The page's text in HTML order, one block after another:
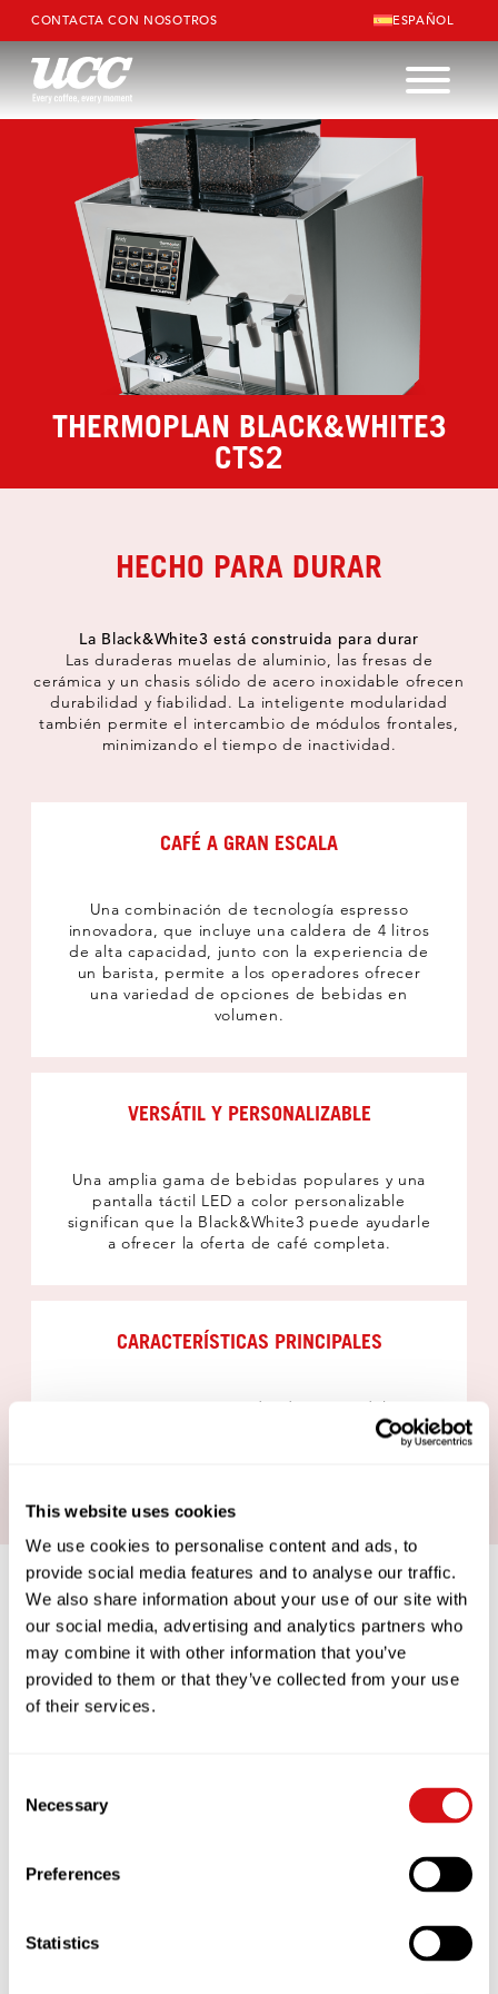
This website uses cookies
We use cookies to personalise content and ads, to
provide social media features and to analyse our traffic.
We also share information about your use of our site with
our social media, advertising and analytics partners who
may combine it with other information that you’ve
provided to them or that they’ve collected from your use
of their services.
Selection
Necessary
Preferences
Statistics
CONTACTA CON NOSOTROS ESPAÑOL
THERMOPLAN BLACK&WHITE3
CTS2
HECHO PARA DURAR
La Black&White3 está construida para durar
Las duraderas muelas de aluminio, las fresas de
cerámica y un chasis sólido de acero inoxidable ofrecen
durabilidad y fiabilidad. La inteligente modularidad
también permite el intercambio de módulos frontales,
minimizando el tiempo de inactividad.
CAFÉ A GRAN ESCALA
Una combinación de tecnología espresso
innovadora, que incluye una caldera de 4 litros
de alta capacidad, junto con la experiencia de
un barista, permite a los operadores ofrecer
una variedad de opciones de bebidas en
volumen.
VERSÁTIL Y PERSONALIZABLE
Una amplia gama de bebidas populares y una
pantalla táctil LED a color personalizable
significan que la Black&White3 puede ayudarle
a ofrecer la oferta de café completa.
CARACTERÍSTICAS PRINCIPALES
Limpieza automatizada, diseño modular
intercambiable, tecnología de ‘ahorro de
energía’ que reduce costes, fabricado en Suiza
COFFEEWORKS
DATA-DRIVEN APPROACH TO COFFEE
created COFFEEWORKS – a unique and
ensure you are creating consistently